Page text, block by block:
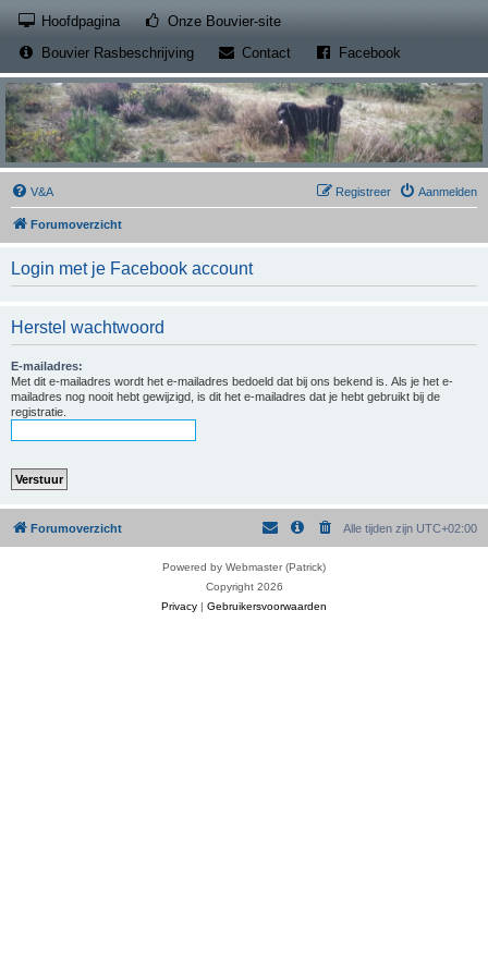
Hoofdpagina Onze Bouvier-site(Opens a new tab)
Bouvier Rasbeschrijving
Contact(Opens a new tab)
Facebook
V&A Aanmelden
Registreer
Forumoverzicht
Login met je Facebook account
Herstel wachtwoord
E-mailadres:
Met dit e-mailadres wordt het e-mailadres bedoeld dat bij ons bekend is. Als je het e-
mailadres nog nooit hebt gewijzigd, is dit het e-mailadres dat je hebt gebruikt bij de
registratie.
Forumoverzicht Alle tijden zijn UTC+02:00
Powered by Webmaster (Patrick)
Copyright 2026
Privacy | Gebruikersvoorwaarden